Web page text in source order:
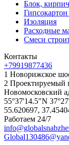
Блок, кирпич
Изоляция
Расходные
Смеси
Контакты
+79919877436
1 Новорижское
2 Проектируемый
Новомосковский
55°37'14.5"N
55.620697,
Работаем 24/7